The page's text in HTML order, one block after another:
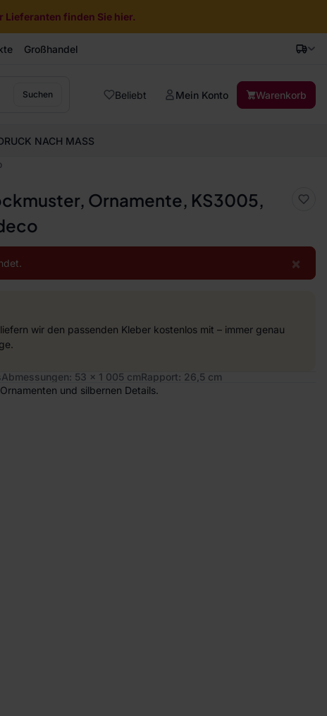
Lieferanten finden Sie hier.
Großhandel
Suchen Beliebt Mein Konto Warenkorb
NACH MASS
Ornamente, KS3005,
×
wir den passenden Kleber kostenlos mit – immer genau
Abmessungen: 53 x 1 005 cmRapport: 26,5 cm
und silbernen Details.